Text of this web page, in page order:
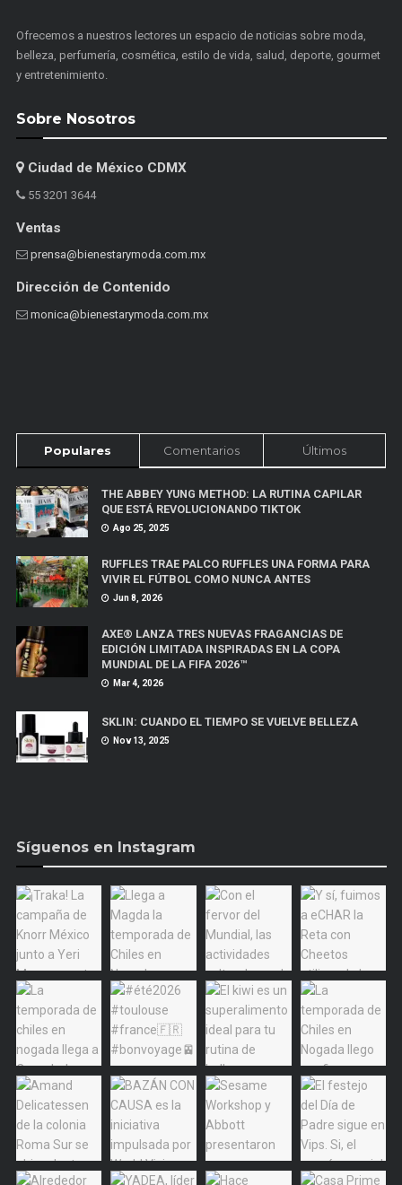
Ofrecemos a nuestros lectores un espacio de noticias sobre moda,
belleza, perfumería, cosmética, estilo de vida, salud, deporte, gourmet
y entretenimiento.
Sobre Nosotros
Ciudad de México CDMX
55 3201 3644
Ventas
prensa@bienestarymoda.com.mx
Dirección de Contenido
monica@bienestarymoda.com.mx
Populares Comentarios Últimos
THE ABBEY YUNG METHOD: LA RUTINA CAPILAR
QUE ESTÁ REVOLUCIONANDO TIKTOK
Ago 25, 2025
RUFFLES TRAE PALCO RUFFLES UNA FORMA PARA
VIVIR EL FÚTBOL COMO NUNCA ANTES
Jun 8, 2026
AXE® LANZA TRES NUEVAS FRAGANCIAS DE
EDICIÓN LIMITADA INSPIRADAS EN LA COPA
MUNDIAL DE LA FIFA 2026™
Mar 4, 2026
SKLIN: CUANDO EL TIEMPO SE VUELVE BELLEZA
Nov 13, 2025
Síguenos en Instagram